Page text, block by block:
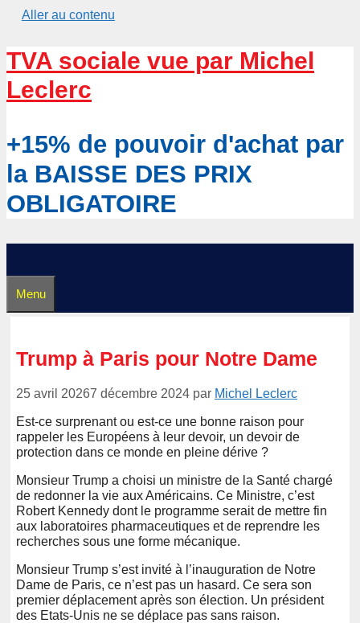
Aller au contenu
TVA sociale vue par Michel
Leclerc
+15% de pouvoir d'achat par
la BAISSE DES PRIX
OBLIGATOIRE
Menu
Trump à Paris pour Notre Dame
25 avril 20267 décembre 2024 par Michel Leclerc
Est-ce surprenant ou est-ce une bonne raison pour
rappeler les Européens à leur devoir, un devoir de
protection dans ce monde en pleine dérive ?
Monsieur Trump a choisi un ministre de la Santé chargé
de redonner la vie aux Américains. Ce Ministre, c’est
Robert Kennedy dont le programme serait de mettre fin
aux laboratoires pharmaceutiques et de reprendre les
recherches sous une forme mécanique.
Monsieur Trump s’est invité à l’inauguration de Notre
Dame de Paris, ce n’est pas un hasard. Ce sera son
premier déplacement après son élection. Un président
des Etats-Unis ne se déplace pas sans raison.